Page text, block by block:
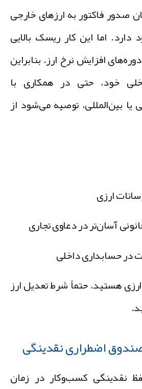
فاکتور به ارزهای خارجی
اما این کار ریسک بالایی
افزایش نرخ ارز. بنابراین
خود، حتی در همکاری با
توصیه می‌شود از
ارزی
آسان‌تر در دعاوی تجاری
حسابداری داخلی
هستید، حتماًشرط تعدیل ارز
کسب‌وکار در زمان